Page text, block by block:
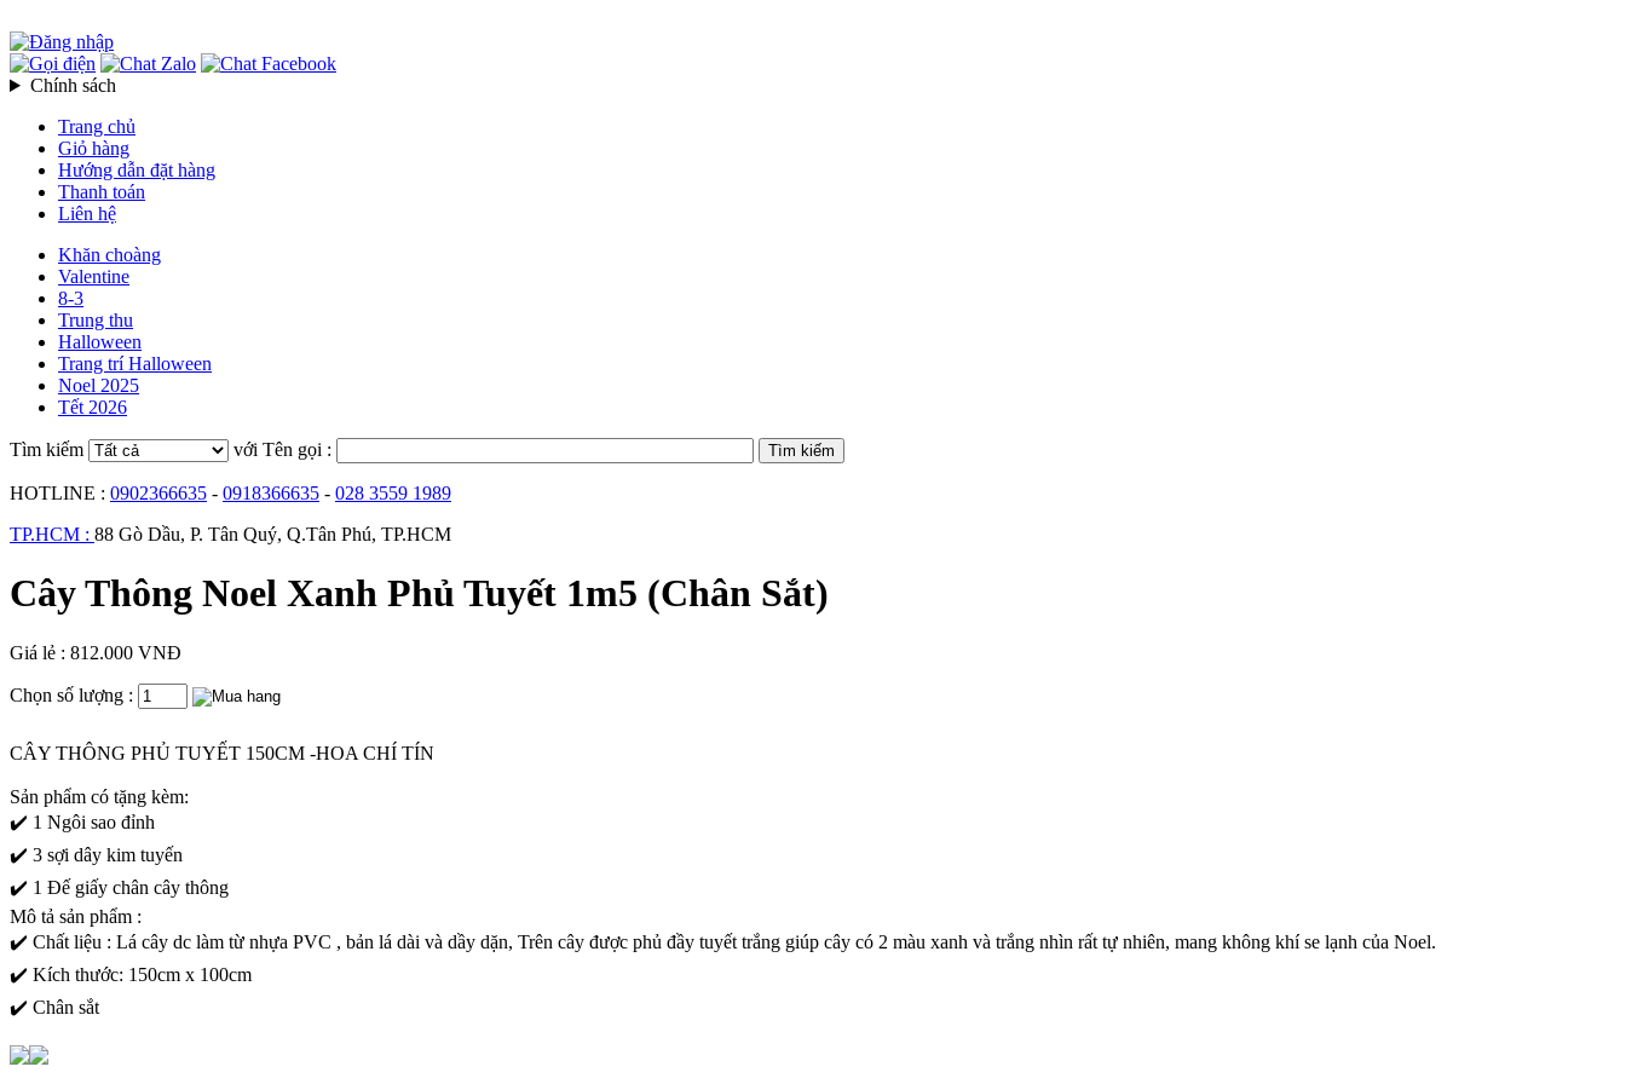
Chính sách
Trang chủ
Giỏ hàng
Hướng dẫn đặt hàng
Thanh toán
Liên hệ
Khăn choàng
Valentine
8-3
Trung thu
Halloween
Trang trí Halloween
Noel 2025
Tết 2026
Tìm kiếm với Tên gọi :
HOTLINE : 0902366635 - 0918366635 - 028 3559 1989
TP.HCM : 88 Gò Dầu, P. Tân Quý, Q.Tân Phú, TP.HCM
Cây Thông Noel Xanh Phủ Tuyết 1m5 (Chân Sắt)
Giá lẻ : 812.000 VNĐ
Chọn số lượng :
CÂY THÔNG PHỦ TUYẾT 150CM -HOA CHÍ TÍN
Sản phẩm có tặng kèm:
✔️ 1 Ngôi sao đỉnh
✔️ 3 sợi dây kim tuyến
✔️ 1 Đế giấy chân cây thông
Mô tả sản phẩm :
✔️ Chất liệu : Lá cây dc làm từ nhựa PVC , bản lá dài và dầy dặn, Trên cây được phủ đầy tuyết trắng giúp cây có 2 màu xanh và trắng nhìn rất tự nhiên, mang không khí se lạnh của Noel.
✔️ Kích thước: 150cm x 100cm
✔️ Chân sắt